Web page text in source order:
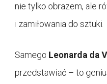
nie tylko obrazem, ale
i zamiłowania do sztuki.
Samego Leonarda da
przedstawiać – to